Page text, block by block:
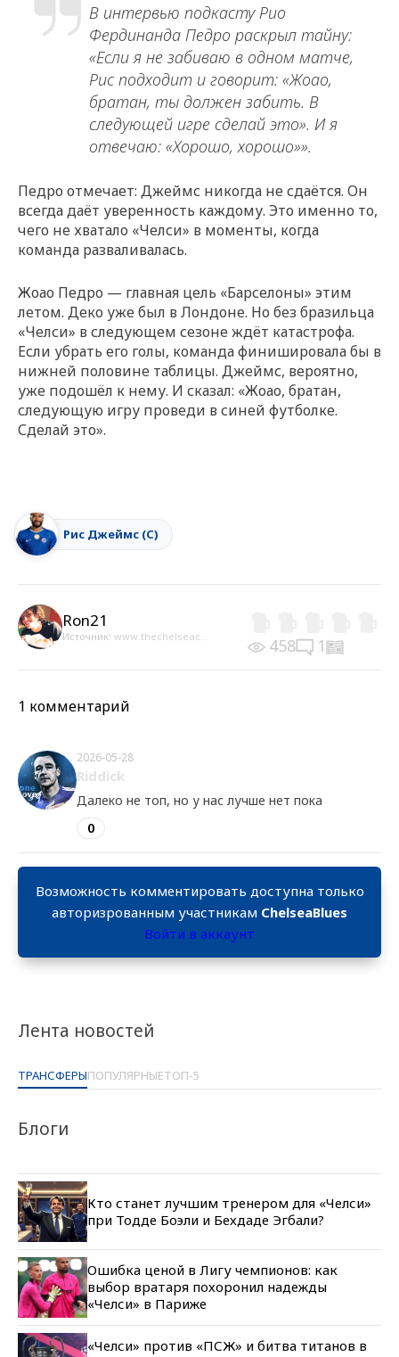
Лента новостей
ТРАНСФЕРЫПОПУЛЯРНЫЕТОП-5
Блоги
Кто станет лучшим тренером для «Челси»
при Тодде Боэли и Бехдаде Эгбали?
Ошибка ценой в Лигу чемпионов: как
выбор вратаря похоронил надежды
«Челси» в Париже
«Челси» против «ПСЖ» и битва титанов в
В интервью подкасту Рио
Фердинанда Педро раскрыл тайну:
«Если я не забиваю в одном матче,
Рис подходит и говорит: «Жоао,
братан, ты должен забить. В
следующей игре сделай это». И я
отвечаю: «Хорошо, хорошо»».
Педро отмечает: Джеймс никогда не сдаётся. Он
всегда даёт уверенность каждому. Это именно то,
чего не хватало «Челси» в моменты, когда
команда разваливалась.
Жоао Педро — главная цель «Барселоны» этим
летом. Деко уже был в Лондоне. Но без бразильца
«Челси» в следующем сезоне ждёт катастрофа.
Если убрать его голы, команда финишировала бы в
нижней половине таблицы. Джеймс, вероятно,
уже подошёл к нему. И сказал: «Жоао, братан,
следующую игру проведи в синей футболке.
Сделай это».
Рис Джеймс (С)
Ron21
Источник: www.thechelseac... 458 1
1 комментарий
2026-05-28
Riddick
Далеко не топ, но у нас лучше нет пока
0
Возможность комментировать доступна только
авторизрованным участникам ChelseaBlues
Войти в аккаунт